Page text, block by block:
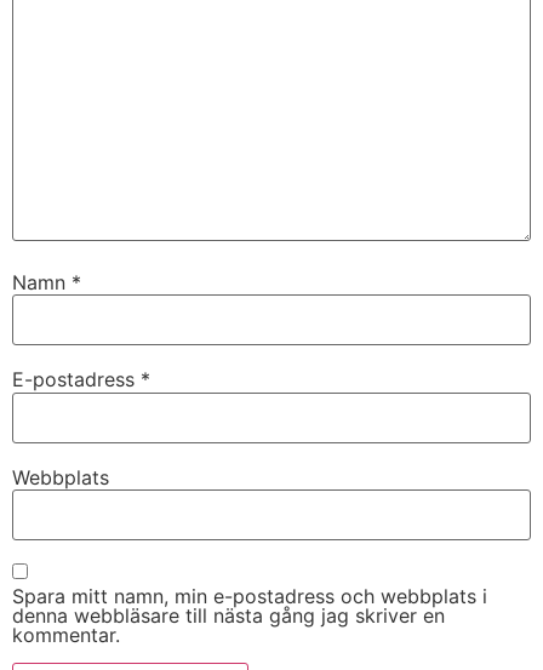
Namn *
E-postadress *
Webbplats
Spara mitt namn, min e-postadress och webbplats i
denna webbläsare till nästa gång jag skriver en
kommentar.
Nödvändiga
går inte att
taget ska
fungera.